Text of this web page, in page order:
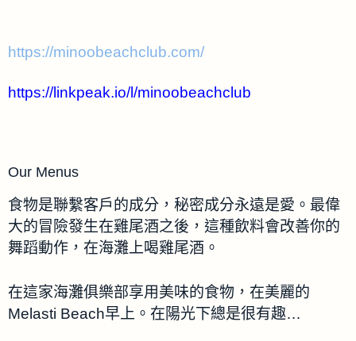
https://minoobeachclub.com/
https://linkpeak.io/l/minoobeachclub
Our Menus
食物是聯繫客戶的成分，秘密成分永遠是愛。最偉
大的冒險發生在雞尾酒之後，這種飲料會改善你的
舞蹈動作，在海灘上喝雞尾酒。
在這家海灘俱樂部享用美味的食物，在美麗的
Melasti Beach早上。在陽光下總是很有趣…